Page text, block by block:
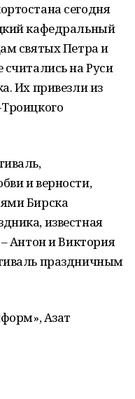
сегодня
кафедральный
святых Петра и
на Руси
Их привезли из
и верности,
Бирска
известная
Антон и Виктория
праздничным
Азат